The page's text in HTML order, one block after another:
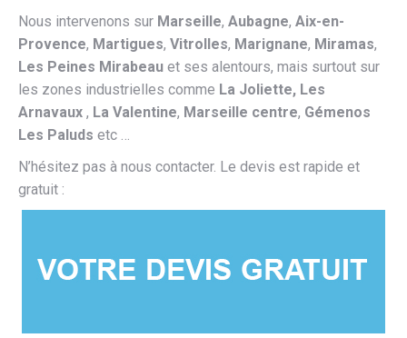
Nous intervenons sur Marseille, Aubagne, Aix-en-
Provence, Martigues, Vitrolles, Marignane, Miramas,
Les Peines Mirabeau et ses alentours, mais surtout sur
les zones industrielles comme La Joliette, Les
Arnavaux , La Valentine, Marseille centre, Gémenos
Les Paluds etc …
N’hésitez pas à nous contacter. Le devis est rapide et
gratuit :